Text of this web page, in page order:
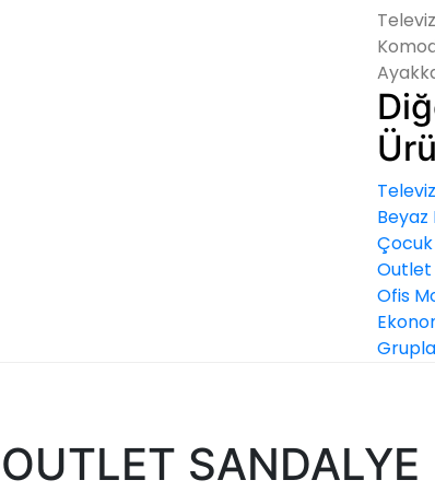
Beyaz
Çocuk
Outlet
Ofis
OUTLET SANDALYE